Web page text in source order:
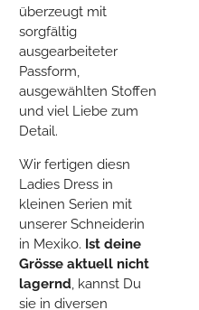
überzeugt mit
sorgfältig
ausgearbeiteter
Passform,
ausgewählten Stoffen
und viel Liebe zum
Detail.
Wir fertigen diesn
Ladies Dress in
kleinen Serien mit
unserer Schneiderin
in Mexiko. Ist deine
Grösse aktuell nicht
lagernd, kannst Du
sie in diversen